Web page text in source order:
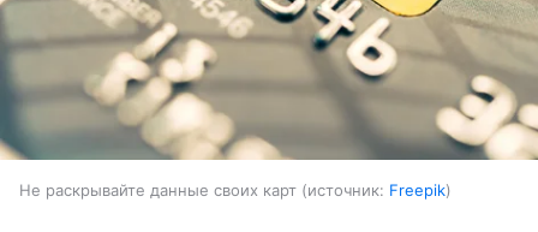
Не раскрывайте данные своих карт источник: Freepik